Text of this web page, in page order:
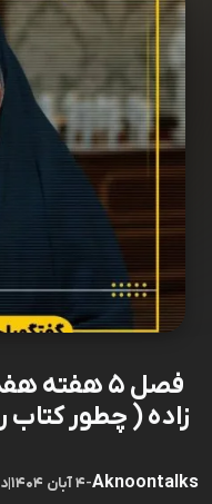
فصل ۵
زاده ( چطور
Aknoontalks
-۴ آبان ۱۴۰۴ |